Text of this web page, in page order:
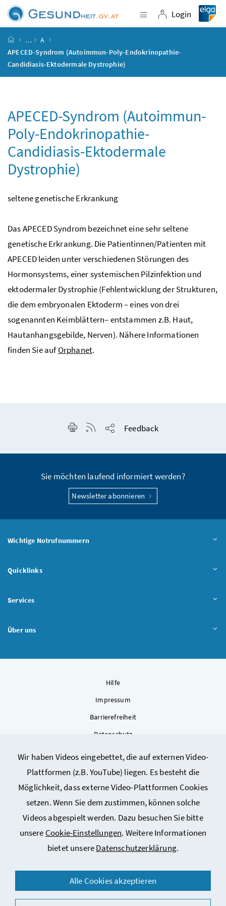
Zum Inhalt
Zum Hauptmenü
Zum Untermenü
Zur Suche
Wir haben Videos eingebettet, die auf externen Video-
Plattformen (z.B. YouTube) liegen. Es besteht die
Möglichkeit, dass externe Video-Plattformen Cookies
setzen. Wenn Sie dem zustimmen, können solche
Videos abgespielt werden. Dazu besuchen Sie bitte
unsere Cookie-Einstellungen. Weitere Informationen
bietet unsereDatenschutzerklärung.
Alle Cookies akzeptieren
Navigation
Login
Login
Startseite
…
A
APECED-Syndrom (Autoimmun-Poly-Endokrinopathie-
Candidiasis-Ektodermale Dystrophie)
APECED-Syndrom (Autoimmun-
Poly-Endokrinopathie-
Candidiasis-Ektodermale
Dystrophie)
seltene genetische Erkrankung
Das APECED Syndrom bezeichnet eine sehr seltene
genetische Erkrankung. Die Patientinnen/Patienten mit
APECED leiden unter verschiedenen Störungen des
Hormonsystems, einer systemischen Pilzinfektion und
ektodermaler Dystrophie (Fehlentwicklung der Strukturen,
die dem embryonalen Ektoderm–eines von drei
sogenannten Keimblättern–entstammen z.B. Haut,
Hautanhangsgebilde, Nerven). Nähere Informationen
finden Sie aufOrphanet.
Seite drucken
RSS-Feed anzeigen
Feedback
Sie möchten laufend informiert werden?
Newsletter abonnieren
Wichtige Notrufnummern
Quicklinks
Services
Über uns
Hilfe
Impressum
Barrierefreiheit
Datenschutz
Sitemap
Cookie-Einstellungen
© 2026 Bundesministerium für Arbeit, Soziales, Gesundheit,
Pflege und Konsumentenschutz